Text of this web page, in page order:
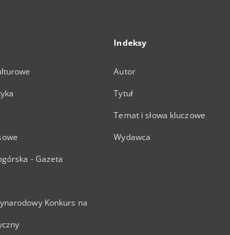
- Gazeta
Konkurs na
Indeksy
Autor
Tytuł
Temat i słowa kluczowe
Wydawca